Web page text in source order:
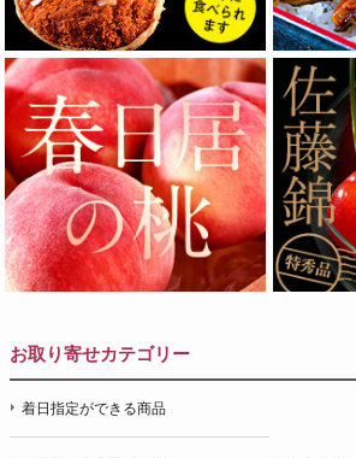
お取り寄せカテゴリー
着日指定ができる商品